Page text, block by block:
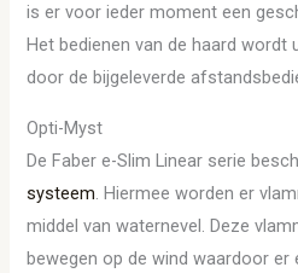
is er voor ieder moment een
Het bedienen van de haard wordt
door de bijgeleverde
Opti-Myst
De Faber e-Slim Linear serie
systeem. Hiermee worden er
middel van waternevel. Deze
bewegen op de wind waardoor er